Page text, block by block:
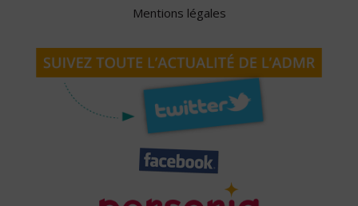
Mentions légales